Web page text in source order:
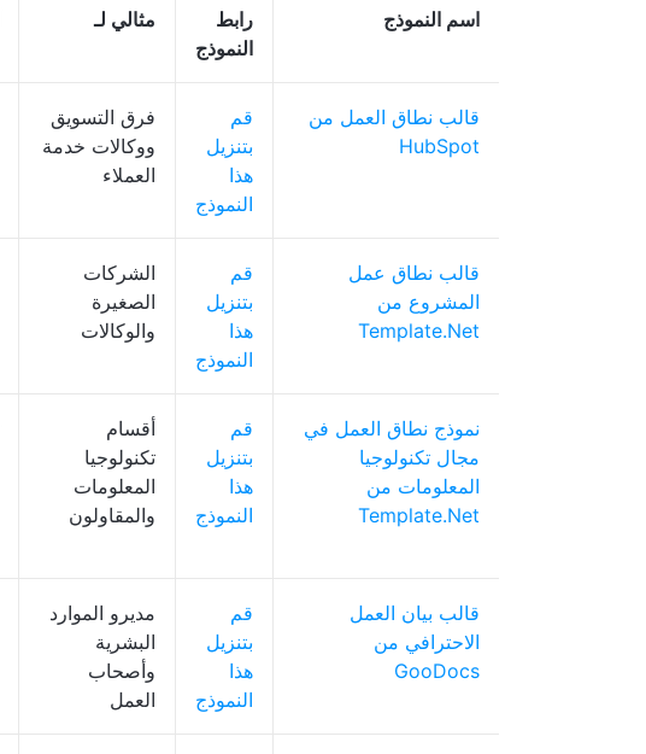
اسم النموذج
رابط
النموذج
مثالي لـ
قالب نطاق العمل من
HubSpot
قم
بتنزيل
هذا
النموذج
فرق التسويق
ووكالات خدمة
العملاء
قالب نطاق عمل
المشروع من
Template.Net
قم
بتنزيل
هذا
النموذج
الشركات
الصغيرة
والوكالات
نموذج نطاق العمل في
مجال تكنولوجيا
المعلومات من
Template.Net
قم
بتنزيل
هذا
النموذج
أقسام
تكنولوجيا
المعلومات
والمقاولون
قالب بيان العمل
الاحترافي من
GooDocs
قم
بتنزيل
هذا
النموذج
مديرو الموارد
البشرية
وأصحاب
العمل